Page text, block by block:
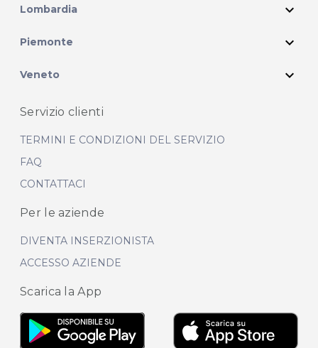
Lombardia expand_more
Piemonte expand_more
Veneto expand_more
Servizio clienti
TERMINI E CONDIZIONI DEL SERVIZIO
FAQ
CONTATTACI
Per le aziende
DIVENTA INSERZIONISTA
ACCESSO AZIENDE
Scarica la App